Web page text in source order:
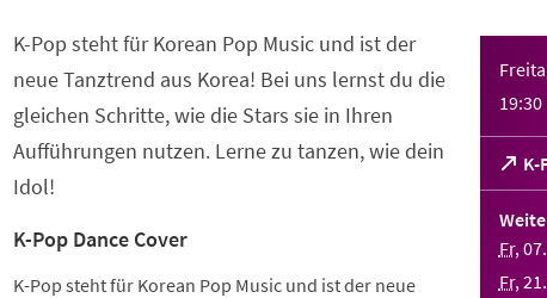
19:30
K-
in
Tab)
Fr,07.
Fr,21.
K-Pop steht für Korean Pop Music und ist der
neue Tanztrend aus Korea! Bei uns lernst du die
gleichen Schritte, wie die Stars sie in Ihren
Aufführungen nutzen. Lerne zu tanzen, wie dein
Idol!
K-Pop Dance Cover
K-Pop steht für Korean Pop Music und ist der neue